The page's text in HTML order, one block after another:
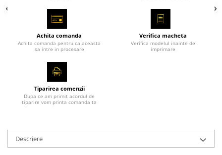
Achita comanda
Achita comanda pentru ca aceasta
sa intre in procesare
Verifica macheta
Verifica modelul inainte de
imprimare
Tiparirea comenzii
Dupa ce am primit acordul de
tiparire vom printa comanda ta
Descriere